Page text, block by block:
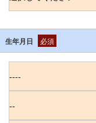
生年月日 必須